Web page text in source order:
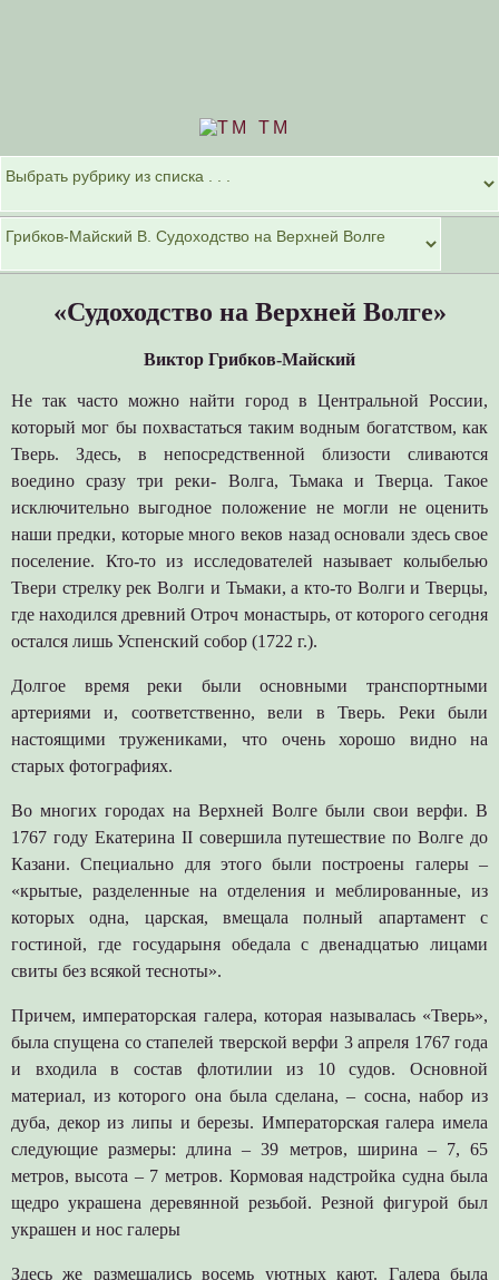
TM
«Судоходство на Верхней Волге»
Виктор Грибков-Майский
Не так часто можно найти город в Центральной России,
который мог бы похвастаться таким водным богатством, как
Тверь. Здесь, в непосредственной близости сливаются
воедино сразу три реки- Волга, Тьмака и Тверца. Такое
исключительно выгодное положение не могли не оценить
наши предки, которые много веков назад основали здесь свое
поселение. Кто-то из исследователей называет колыбелью
Твери стрелку рек Волги и Тьмаки, а кто-то Волги и Тверцы,
где находился древний Отроч монастырь, от которого сегодня
остался лишь Успенский собор (1722 г.).
Долгое время реки были основными транспортными
артериями и, соответственно, вели в Тверь. Реки были
настоящими тружениками, что очень хорошо видно на
старых фотографиях.
Во многих городах на Верхней Волге были свои верфи. В
1767 году Екатерина II совершила путешествие по Волге до
Казани. Специально для этого были построены галеры –
«крытые, разделенные на отделения и меблированные, из
которых одна, царская, вмещала полный апартамент с
гостиной, где государыня обедала с двенадцатью лицами
свиты без всякой тесноты».
Причем, императорская галера, которая называлась «Тверь»,
была спущена со стапелей тверской верфи 3 апреля 1767 года
и входила в состав флотилии из 10 судов. Основной
материал, из которого она была сделана, – сосна, набор из
дуба, декор из липы и березы. Императорская галера имела
следующие размеры: длина – 39 метров, ширина – 7, 65
метров, высота – 7 метров. Кормовая надстройка судна была
щедро украшена деревянной резьбой. Резной фигурой был
украшен и нос галеры
Здесь же размещались восемь уютных кают. Галера была